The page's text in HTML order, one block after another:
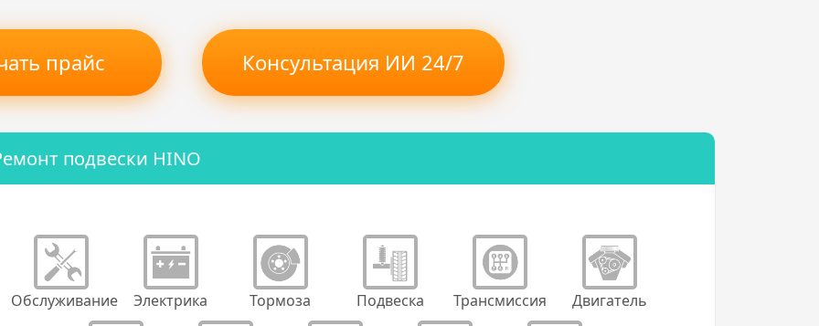
прайс Консультация ИИ 24/7
подвески HINO
Обслуживание Электрика Тормоза Подвеска Трансмиссия Двигатель